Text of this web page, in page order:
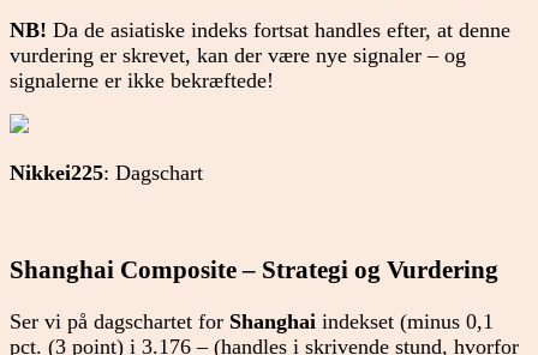
NB! Da de asiatiske indeks fortsat handles efter, at denne
vurdering er skrevet, kan der være nye signaler – og
signalerne er ikke bekræftede!
Nikkei225: Dagschart
Shanghai Composite – Strategi og Vurdering
Ser vi på dagschartet for Shanghai indekset (minus 0,1
pct. (3 point) i 3.176 – (handles i skrivende stund, hvorfor